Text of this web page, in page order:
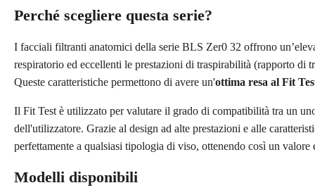
Perché scegliere questa serie?
I facciali filtranti anatomici della serie BLS Zer0 32 offrono
respiratorio ed eccellenti le prestazioni di traspirabilità (rapporto di
Queste caratteristiche permettono di avere un'ottima resa al Fit
Il Fit Test è utilizzato per valutare il grado di compatibilità tra un
dell'utilizzatore. Grazie al design ad alte prestazioni e alle
perfettamente a qualsiasi tipologia di viso, ottenendo così un
Modelli disponibili